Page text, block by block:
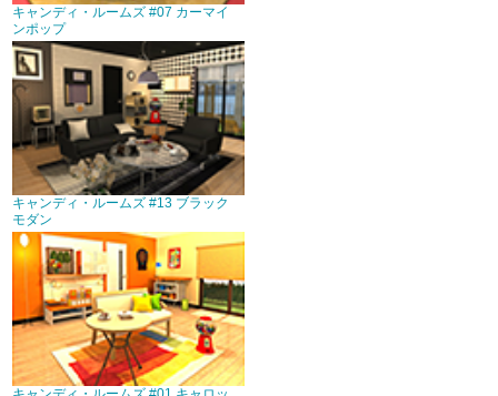
キャンディ・ルームズ #07 カーマイ
ンポップ
キャンディ・ルームズ #13 ブラック
モダン